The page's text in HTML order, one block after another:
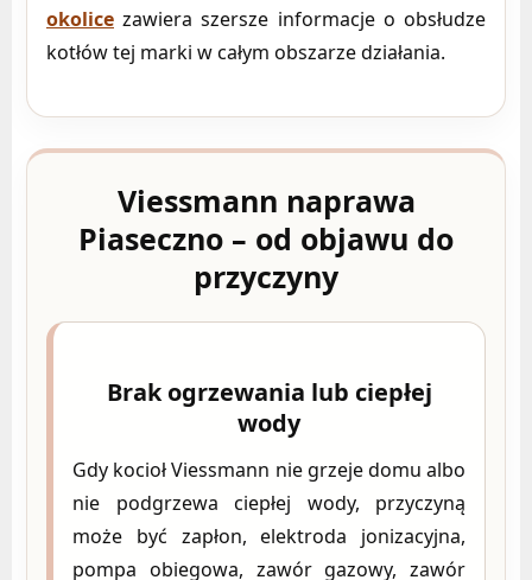
okolice zawiera szersze informacje o obsłudze
kotłów tej marki w całym obszarze działania.
Viessmann naprawa
Piaseczno – od objawu do
przyczyny
Brak ogrzewania lub ciepłej
wody
Gdy kocioł Viessmann nie grzeje domu albo
nie podgrzewa ciepłej wody, przyczyną
może być zapłon, elektroda jonizacyjna,
pompa obiegowa, zawór gazowy, zawór